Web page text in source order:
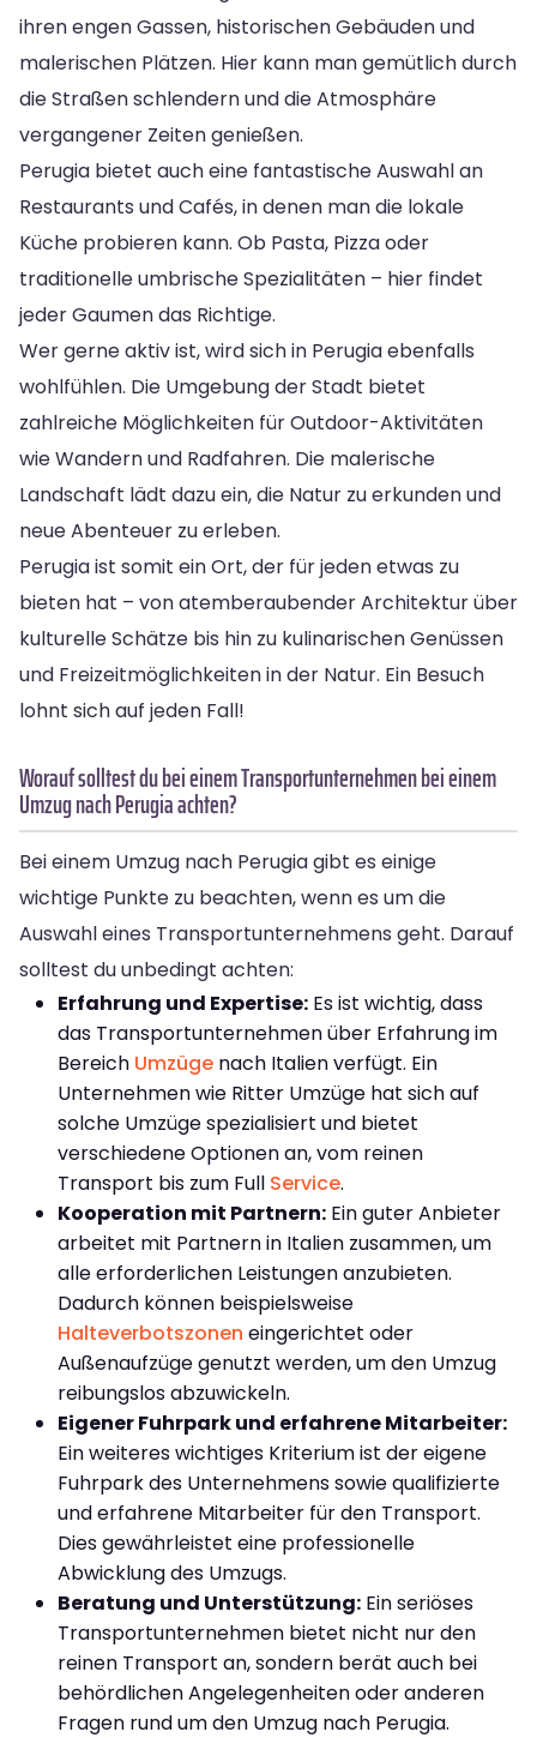
ihren engen Gassen, historischen Gebäuden und
malerischen Plätzen. Hier kann man gemütlich durch
die Straßen schlendern und die Atmosphäre
vergangener Zeiten genießen.
Perugia bietet auch eine fantastische Auswahl an
Restaurants und Cafés, in denen man die lokale
Küche probieren kann. Ob Pasta, Pizza oder
traditionelle umbrische Spezialitäten – hier findet
jeder Gaumen das Richtige.
Wer gerne aktiv ist, wird sich in Perugia ebenfalls
wohlfühlen. Die Umgebung der Stadt bietet
zahlreiche Möglichkeiten für Outdoor-Aktivitäten
wie Wandern und Radfahren. Die malerische
Landschaft lädt dazu ein, die Natur zu erkunden und
neue Abenteuer zu erleben.
Perugia ist somit ein Ort, der für jeden etwas zu
bieten hat – von atemberaubender Architektur über
kulturelle Schätze bis hin zu kulinarischen Genüssen
und Freizeitmöglichkeiten in der Natur. Ein Besuch
lohnt sich auf jeden Fall!
Worauf solltest du bei einem Transportunternehmen bei einem
Umzug nach Perugia achten?
Bei einem Umzug nach Perugia gibt es einige
wichtige Punkte zu beachten, wenn es um die
Auswahl eines Transportunternehmens geht. Darauf
solltest du unbedingt achten:
Erfahrung und Expertise: Es ist wichtig, dass
das Transportunternehmen über Erfahrung im
Bereich Umzüge nach Italien verfügt. Ein
Unternehmen wie Ritter Umzüge hat sich auf
solche Umzüge spezialisiert und bietet
verschiedene Optionen an, vom reinen
Transport bis zum Full Service.
Kooperation mit Partnern: Ein guter Anbieter
arbeitet mit Partnern in Italien zusammen, um
alle erforderlichen Leistungen anzubieten.
Dadurch können beispielsweise
Halteverbotszonen eingerichtet oder
Außenaufzüge genutzt werden, um den Umzug
reibungslos abzuwickeln.
Eigener Fuhrpark und erfahrene Mitarbeiter:
Ein weiteres wichtiges Kriterium ist der eigene
Fuhrpark des Unternehmens sowie qualifizierte
und erfahrene Mitarbeiter für den Transport.
Dies gewährleistet eine professionelle
Abwicklung des Umzugs.
Beratung und Unterstützung: Ein seriöses
Transportunternehmen bietet nicht nur den
reinen Transport an, sondern berät auch bei
behördlichen Angelegenheiten oder anderen
Fragen rund um den Umzug nach Perugia.